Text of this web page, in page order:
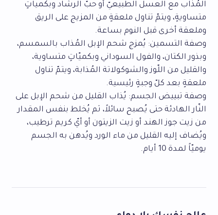
المُذاب مع العسل الطبيعيّ أو حبّ الرشاد وبكمياتٍ
متساويةٍ، ويتمّ تناول ملعقةٍ من المزيج على الريق
وملعقة أخرى قبل النوم بساعة.
وصفة التسمين: يُمزج شحم الإبل المُذاب بالسمسم،
وبذور الكتان، والفول السوداني وبكميّاتٍ متساوية،
والقليل من اللّوز والشوكولاتة المُذابة، ويتمّ تناول
ملعقةٍ بعد كلّ وجبةٍ رئيسية.
وصفة تبييض الجسم: يُذاب القليل من شحم الإبل على
النّار الهادئة حتى يُصبح سائلاً، ثم يُخلط بنفس المقدار
من زيت جوز الهند أو زيت الزيتون أو أيّ كريم ترطيب،
ويُضاف إليه القليل من ماء الورد ويُدهن به الجسم
يوميّاً لمدة 10 أيام.